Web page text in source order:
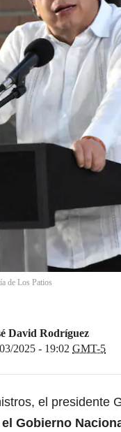
de Los Patios
David Rodríguez
2025 - 19:02 GMT-5
el presidente
el Gobierno